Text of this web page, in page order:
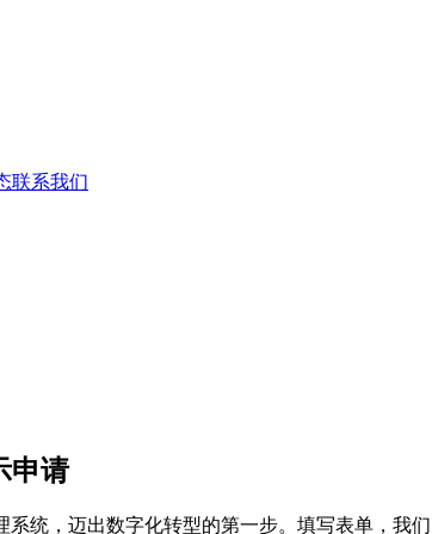
联系我们
申请
系统，迈出数字化转型的第一步。填写表单，我